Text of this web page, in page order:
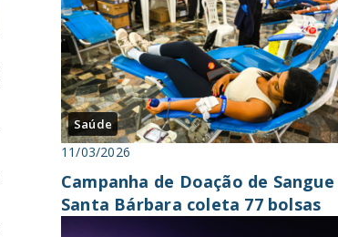
Saúde
11/03/2026
Campanha de Doação de Sangue
Santa Bárbara coleta 77 bolsas